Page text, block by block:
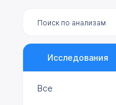
Исследования
Все